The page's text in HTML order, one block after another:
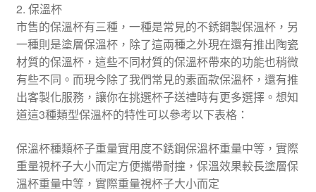
2. 保溫杯
市售的保溫杯有三種，一種是常見的不銹鋼製保溫杯，另
一種則是塗層保溫杯，除了這兩種之外現在還有推出陶瓷
材質的保溫杯，這些不同材質的保溫杯帶來的功能也稍微
有些不同。而現今除了我們常見的素面款保溫杯，還有推
出客製化服務，讓你在挑選杯子送禮時有更多選擇。想知
道這3種類型保溫杯的特性可以參考以下表格：
保溫杯種類杯子重量實用度不銹鋼保溫杯重量中等，實際
重量視杯子大小而定方便攜帶耐撞，保溫效果較長塗層保
溫杯重量中等，實際重量視杯子大小而定